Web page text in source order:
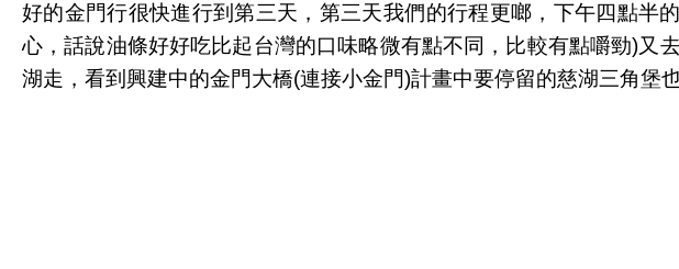
好的金門行很快進行到第三天，第三天我們的行程更啷，下午四點半
心，話說油條好好吃比起台灣的口味略微有點不同，比較有點嚼勁)又
湖走，看到興建中的金門大橋(連接小金門)計畫中要停留的慈湖三角